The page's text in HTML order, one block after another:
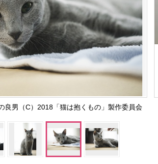
良男（C）2018「猫は抱くもの」製作委員会